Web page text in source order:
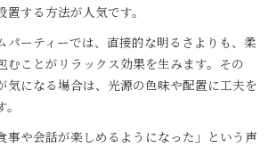
する方法が人気です。
パーティーでは、直接的な明るさよりも、柔
むことがリラックス効果を生みます。その
気になる場合は、光源の色味や配置に工夫を
事や会話が楽しめるようになった」という声